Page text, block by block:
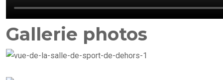
Gallerie photos